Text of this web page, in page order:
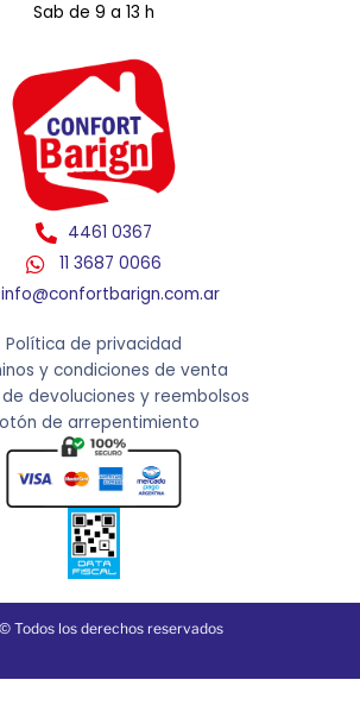
Sab de 9 a 13 h
4461 0367
11 3687 0066
info@confortbarign.com.ar
Política de privacidad
y condiciones de venta
devoluciones y reembolsos
de arrepentimiento
Todos los derechos reservados